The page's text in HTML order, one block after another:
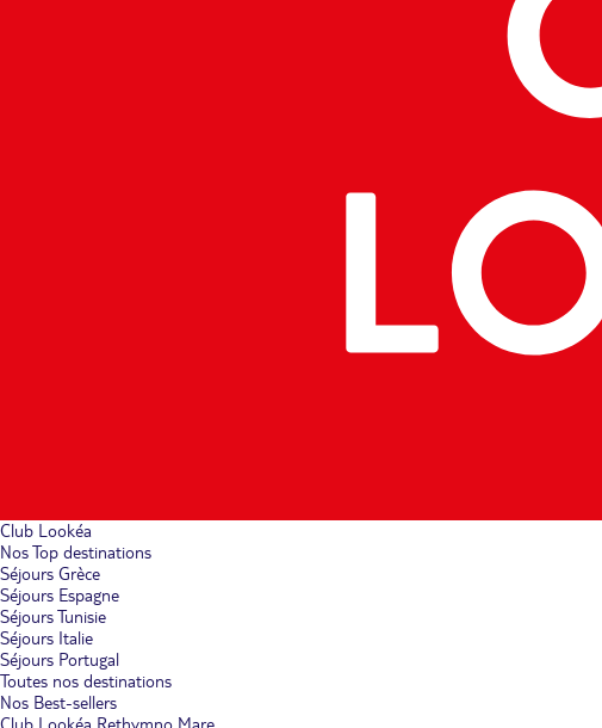
Club Lookéa
Nos Top destinations
Séjours Grèce
Séjours Espagne
Séjours Tunisie
Séjours Italie
Séjours Portugal
Toutes nos destinations
Nos Best-sellers